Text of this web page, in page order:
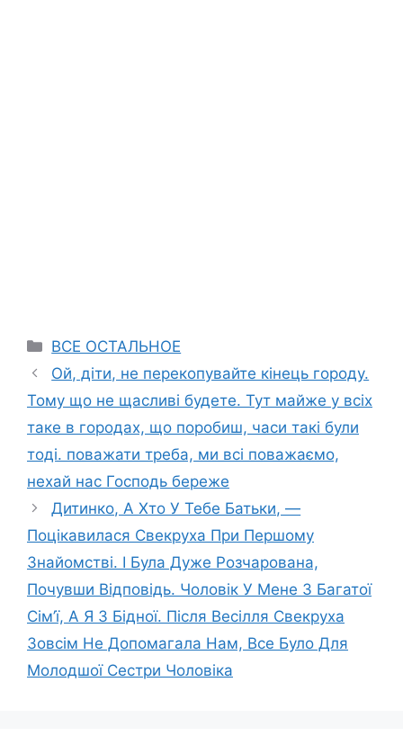
Categories
ВСЕ ОСТАЛЬНОЕ
Ой, діти, не перекопувайте кінець городу.
Тому що не щасливі будете. Тут майже у всіх
таке в городах, що поробиш, часи такі були
тоді. поважати треба, ми всі поважаємо,
нехай нас Господь береже
Дитинко, А Хто У Тебе Батьки, —
Поцікавилася Свекруха При Першому
Знайомстві. І Була Дуже Розчарована,
Почувши Відповідь. Чоловік У Мене З Багатої
Сім’ї, А Я З Бідної. Після Весілля Свекруха
Зовсім Не Допомагала Нам, Все Було Для
Молодшої Сестри Чоловіка